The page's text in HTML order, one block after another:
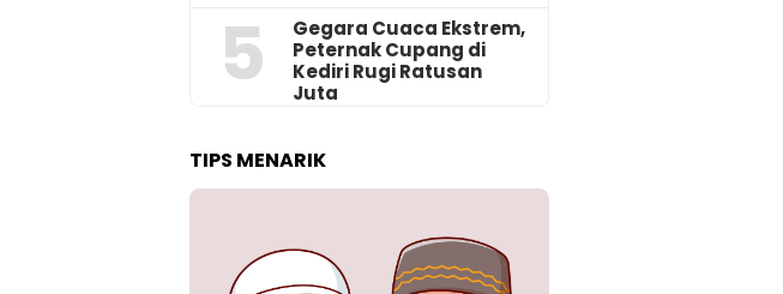
5
‎Gegara Cuaca Ekstrem,
Peternak Cupang di
Kediri Rugi Ratusan
Juta
TIPS MENARIK